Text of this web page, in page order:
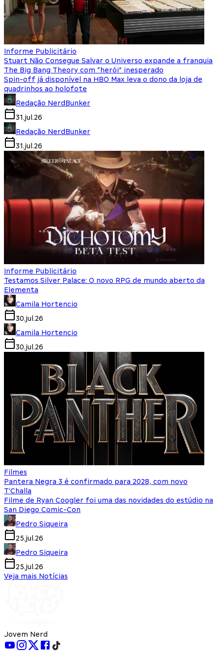
Informe Publicitário
Stuart Não Consegue Salvar o Universo expande a franquia
The Big Bang Theory com “herói” inesperado
Spin-off já disponível na HBO Max leva o dono da loja de
quadrinhos ao holofote
Redação NerdBunker
31.jul.26
Redação NerdBunker
31.jul.26
Informe Publicitário
Testamos Silver Palace: O novo RPG de mundo aberto da
Elementa
Camila Hortencio
30.jul.26
Camila Hortencio
30.jul.26
Filmes
Pantera Negra 3 é confirmado para 2028, com novo
T'Challa
Filme de Ryan Coogler foi uma das novidades do estúdio na
San Diego Comic-Con
Pedro Siqueira
25.jul.26
Pedro Siqueira
25.jul.26
Veja mais Notícias
Jovem Nerd